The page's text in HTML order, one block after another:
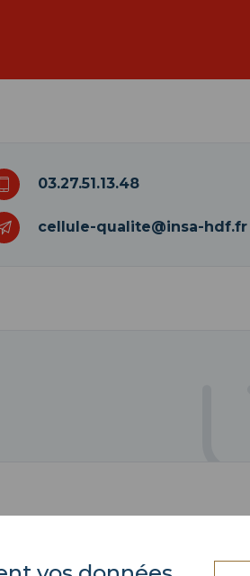
03.27.51.13.48
cellule-qualite@insa-hdf.fr